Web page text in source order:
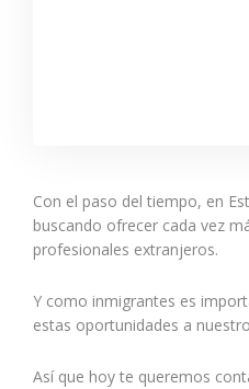
Con el paso del tiempo, en
buscando ofrecer cada vez
profesionales extranjeros.
Y como inmigrantes es
estas oportunidades a
Así que hoy te queremos